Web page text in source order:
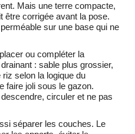
Mais une terre compacte,
être corrigée avant la pose.
sur une base qui ne
ou compléter la
: sable plus grossier,
selon la logique du
faire joli sous le gazon.
circuler et ne pas
séparer les couches. Le